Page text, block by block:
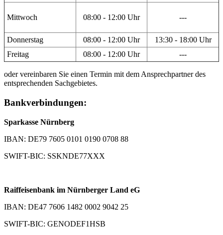
Mittwoch 08:00 - 12:00 Uhr ---
Donnerstag 08:00 - 12:00 Uhr
13:30 - 18:00 Uhr
Freitag
08:00 - 12:00 Uhr ---
oder vereinbaren Sie einen Termin mit dem Ansprechpartner des
entsprechenden Sachgebietes.
Bankverbindungen:
Sparkasse Nürnberg
IBAN: DE79 7605 0101 0190 0708 88
SWIFT-BIC: SSKNDE77XXX
Raiffeisenbank im Nürnberger Land eG
IBAN: DE47 7606 1482 0002 9042 25
SWIFT-BIC: GENODEF1HSB